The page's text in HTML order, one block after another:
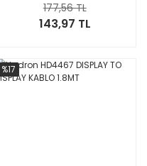
143,97 TL
177,56 TL
%17